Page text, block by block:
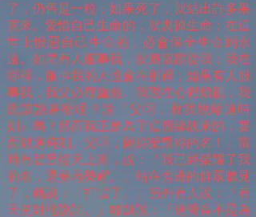
了，仍舊是一粒；如果死了，就結出許多果
實來。愛惜自己生命的，就喪掉生命；在這
世上恨惡自己生命的，必會保全生命到永
遠。如果有人服事我，就應當跟從我；我在
哪裡，服事我的人也會在那裡；如果有人服
事我，我父必尊重他。我現在心裡煩亂，我
應該說甚麼呢？說『父啊，救我脫離這時
刻』嗎？然而我正是為了這個緣故來的，要
面對這時刻。父啊，願祢榮耀祢的名！」當
時有聲音從天上來，說：「我已經榮耀了我
的名，還要再榮耀。」站在旁邊的群眾聽見
了，就說：「打雷了。」另外有人說：「有
天使對祂說話。」耶穌說：「這聲音不是為